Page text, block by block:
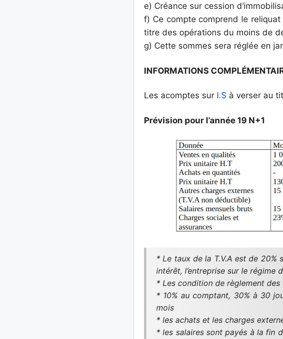
e) Créance sur cession
f) Ce compte comprend le
titre des opérations du moins de
g) Cette sommes sera réglée en
INFORMATIONS
Les acomptes sur I.S à verser au
Prévision pour l’année 19 N+1
* Le taux de la T.V.A est de 20%
intérêt, l’entreprise sur le régime
* Les condition de règlement
* 10% au comptant, 30% à 30
mois
* les achats et les charges
* les salaires sont payés à la fin